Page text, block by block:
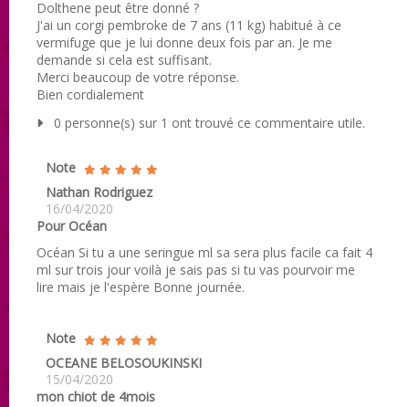
Dolthene peut être donné ?
J'ai un corgi pembroke de 7 ans (11 kg) habitué à ce
vermifuge que je lui donne deux fois par an. Je me
demande si cela est suffisant.
Merci beaucoup de votre réponse.
Bien cordialement
0 personne(s) sur 1 ont trouvé ce commentaire utile.
Note
Nathan Rodriguez
16/04/2020
Pour Océan
Océan Si tu a une seringue ml sa sera plus facile ca fait 4
ml sur trois jour voilà je sais pas si tu vas pourvoir me
lire mais je l'espère Bonne journée.
Note
OCEANE BELOSOUKINSKI
15/04/2020
mon chiot de 4mois